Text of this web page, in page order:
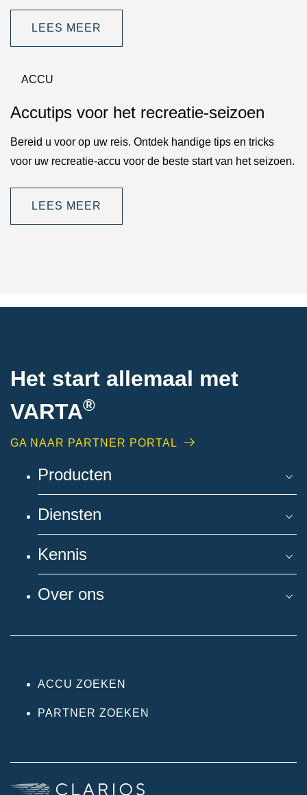
LEES MEER
ACCU
Accutips voor het recreatie-seizoen
Bereid u voor op uw reis. Ontdek handige tips en tricks
voor uw recreatie-accu voor de beste start van het seizoen.
LEES MEER
Het start allemaal met
VARTA®
GA NAAR PARTNER PORTAL
Producten
Diensten
Kennis
Over ons
ACCU ZOEKEN
PARTNER ZOEKEN